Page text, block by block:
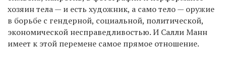
хозяин тела — и есть художник, а само тело — оружие
в борьбе с гендерной, социальной, политической,
экономической несправедливостью. И Салли Манн
имеет к этой перемене самое прямое отношение.